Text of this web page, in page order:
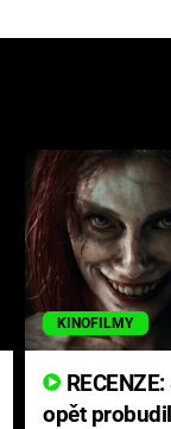
KINOFILMY
opět